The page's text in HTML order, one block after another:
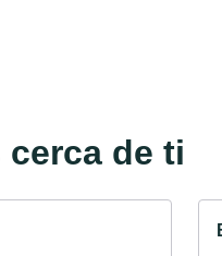
de ti